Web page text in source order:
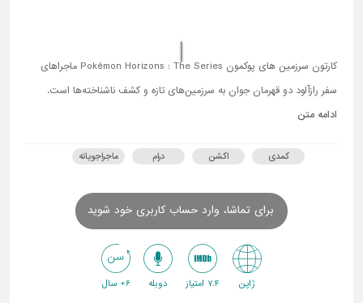
کارتون سرزمین های پوکمون Pokémon Horizons : The Series ماجراهای
سفر رازآلود دو قهرمان جوان به سرزمین‌های تازه و کشف ناشناخته‌ها است.
ادامه متن
کمدی اکشن درام ماجراجویانه
برای تماشا، وارد حساب کاربری خود شوید
ژاپن 7.4 امتیاز دوبله 6+ سال